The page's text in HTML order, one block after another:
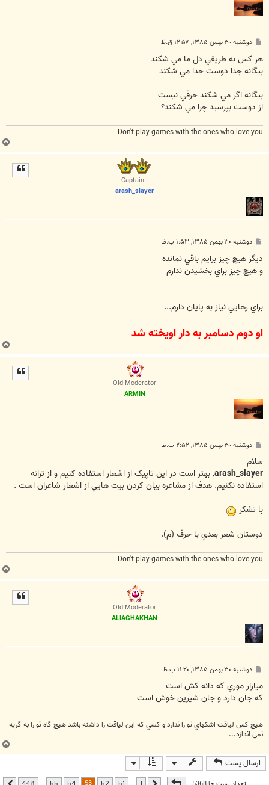
پ
ت
دوشنبه ۳۰ بهمن ۱۳۸۵, ۱۲:۵۷ ق.ظ
هر کس به طريقي دل ما مي شکند
بيگانه جدا دوست جدا مي شکند
بيگانه اگر مي شکند حرفي نيست
از دوست بپرسيد چرا مي شکند؟
Don't play games with the ones who love you
ب
ا
Captain I
arash_slayer
پ
ت
دوشنبه ۳۰ بهمن ۱۳۸۵, ۱:۵۳ ب.ظ
ديگر هيچ چيز برايم باقي نمانده
و هيچ چيز براي بخشيدن ندارم
براي رهايي نياز به پايان دارم...
او دوم دسامبر به دار اويخته شد
ب
ا
Old Moderator
ARMIN
پ
ت
دوشنبه ۳۰ بهمن ۱۳۸۵, ۲:۵۲ ب.ظ
سلام
arash_slayer, بهتر است در اين تاپيک از اشعار استفاده کنيم و از ترانه
استفاده نکنيم. هدف از مشاعره بيان کردن بيت هايي از اشعار شاعران است .
با تشکر
دوستان شعر بعدي با حرف (م).
Don't play games with the ones who love you
ب
ا
Old Moderator
ALIAGHAKHAN
پ
ت
دوشنبه ۳۰ بهمن ۱۳۸۵, ۱۱:۲۰ ب.ظ
ميازار موري که دانه کش است
که جان دارد و جان شيرين خوش است
هيچ كس لياقت اشكهاي تو را ندارد و كسي كه اين لياقت را داشته باشد هيچ گاه تو را به گريه
نمي اندازد...
ب
ا
ارسال پست
صفحه53از 448 قبلی بعدی